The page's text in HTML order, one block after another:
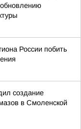
России побить
создание
в Смоленской